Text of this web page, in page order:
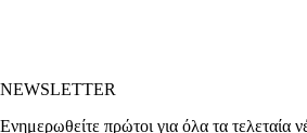
NEWSLETTER
Ενημερωθείτε πρώτοι για όλα τα τελεταία